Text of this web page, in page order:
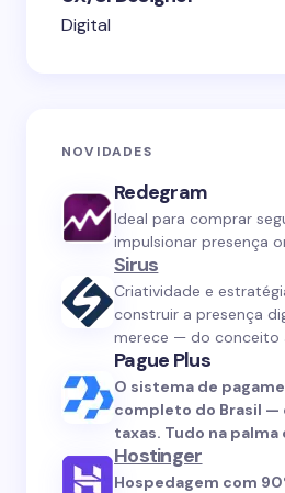
Digital
NOVIDADES
Redegram
Ideal para comprar
impulsionar presença
Sirus
Criatividade e
construir a presença
merece — do conceito
Pague Plus
O sistema de
completo do Brasil —
taxas. Tudo na palma
Hostinger
Hospedagem com